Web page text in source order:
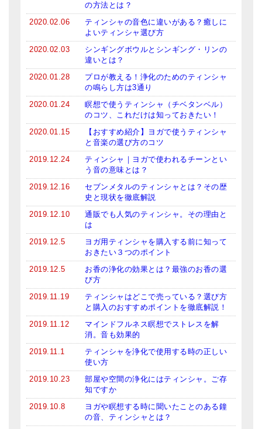
の方法とは？
2020.02.06
ティンシャの音色に違いがある？癒しに
よいティンシャ選び方
2020.02.03
シンギングボウルとシンギング・リンの
違いとは？
2020.01.28
プロが教える！浄化のためのティンシャ
の鳴らし方は3通り
2020.01.24
瞑想で使うティンシャ（チベタンベル）
のコツ、これだけは知っておきたい！
2020.01.15
【おすすめ紹介】ヨガで使うティンシャ
と音楽の選び方のコツ
2019.12.24
ティンシャ｜ヨガで使われるチーンとい
う音の意味とは？
2019.12.16
セブンメタルのティンシャとは？その歴
史と現状を徹底解説
2019.12.10
通販でも人気のティンシャ。その理由と
は
2019.12.5
ヨガ用ティンシャを購入する前に知って
おきたい３つのポイント
2019.12.5
お香の浄化の効果とは？最強のお香の選
び方
2019.11.19
ティンシャはどこで売っている？選び方
と購入のおすすめポイントを徹底解説！
2019.11.12
マインドフルネス瞑想でストレスを解
消。音も効果的
2019.11.1
ティンシャを浄化で使用する時の正しい
使い方
2019.10.23
部屋や空間の浄化にはティンシャ。ご存
知ですか
2019.10.8
ヨガや瞑想する時に聞いたことのある鐘
の音、ティンシャとは？